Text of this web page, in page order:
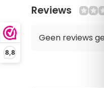
8,8
Reviews
Geen reviews